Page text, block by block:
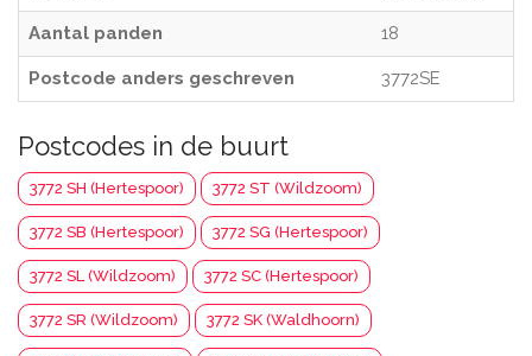
Aantal panden 18
Postcode anders geschreven 3772SE
Postcodes in de buurt
3772 SH (Hertespoor) 3772 ST (Wildzoom)
3772 SB (Hertespoor) 3772 SG (Hertespoor)
3772 SL (Wildzoom) 3772 SC (Hertespoor)
3772 SR (Wildzoom) 3772 SK (Waldhoorn)